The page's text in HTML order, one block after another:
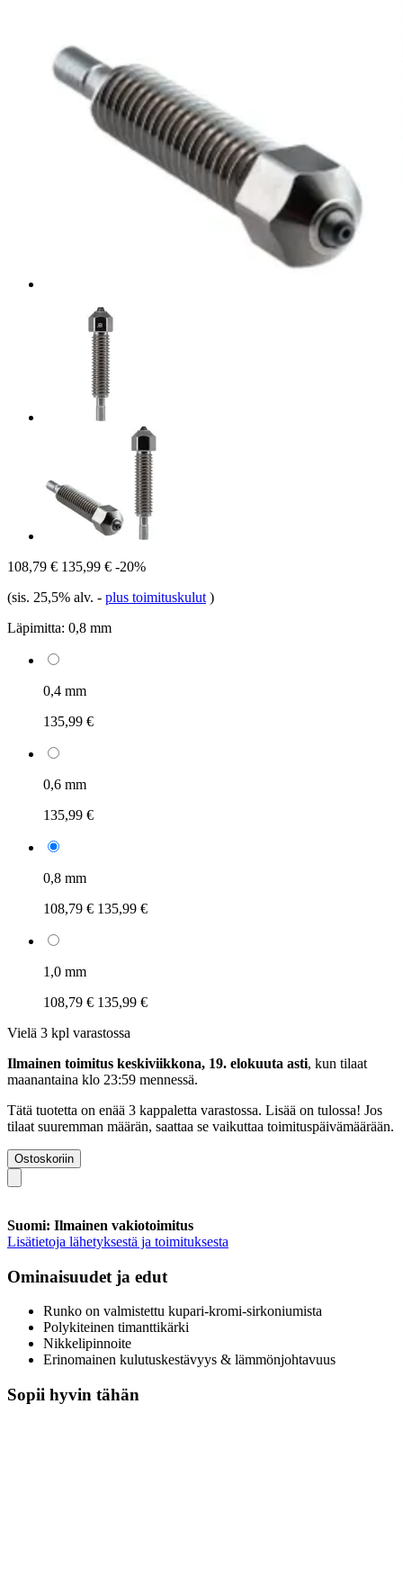
108,79 € 135,99 € -20%
(sis. 25,5% alv. - plus toimituskulut )
Läpimitta: 0,8 mm
0,4 mm
135,99 €
0,6 mm
135,99 €
0,8 mm
108,79 € 135,99 €
1,0 mm
108,79 € 135,99 €
Vielä 3 kpl varastossa
Ilmainen toimitus keskiviikkona, 19. elokuuta asti, kun tilaat
maanantaina klo 23:59 mennessä.
Tätä tuotetta on enää 3 kappaletta varastossa. Lisää on tulossa! Jos
tilaat suuremman määrän, saattaa se vaikuttaa toimituspäivämäärään.
Ostoskoriin
Suomi: Ilmainen vakiotoimitus
Lisätietoja lähetyksestä ja toimituksesta
Ominaisuudet ja edut
Runko on valmistettu kupari-kromi-sirkoniumista
Polykiteinen timanttikärki
Nikkelipinnoite
Erinomainen kulutuskestävyys & lämmönjohtavuus
Sopii hyvin tähän